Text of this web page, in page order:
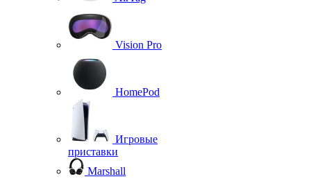
Vision Pro
HomePod
Игровые
приставки
Marshall